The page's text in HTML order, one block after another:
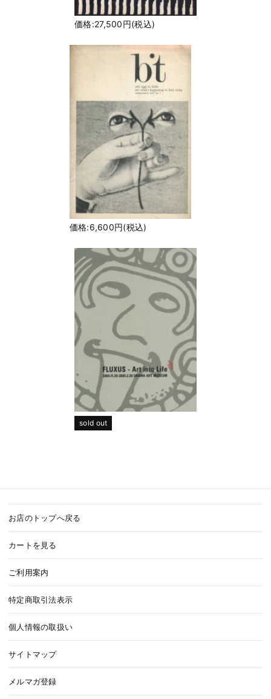
価格:27,500円(税込)
価格:6,600円(税込)
sold out
お店のトップへ戻る
カートを見る
ご利用案内
特定商取引法表示
個人情報の取扱い
サイトマップ
メルマガ登録